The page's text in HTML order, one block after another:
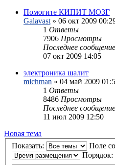
Помогите КИПИТ МОЗГ
Galavast » 06 окт 2009
1 Ответы
7906 Просмотры
Последнее сообщение
07 окт 2009 14:05
электроника шалит
michman » 04 май 2009
1 Ответы
8486 Просмотры
Последнее сообщение
11 июл 2009 12:50
Новая тема
Показать:
Поле
Порядок: